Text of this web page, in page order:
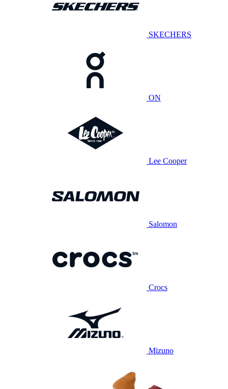
SKECHERS
ON
Lee Cooper
Salomon
Crocs
Mizuno